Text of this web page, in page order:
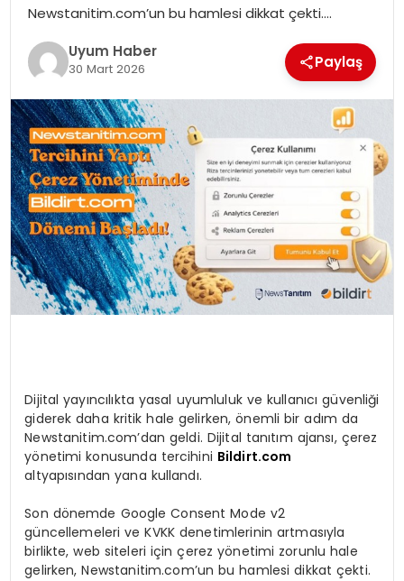
Newstanitim.com’un bu hamlesi dikkat çekti….
Uyum Haber
30 Mart 2026 Paylaş
Dijital yayıncılıkta yasal uyumluluk ve kullanıcı güvenliği
giderek daha kritik hale gelirken, önemli bir adım da
Newstanitim.com’dan geldi. Dijital tanıtım ajansı, çerez
yönetimi konusunda tercihini Bildirt.com
altyapısından yana kullandı.
Son dönemde Google Consent Mode v2
güncellemeleri ve KVKK denetimlerinin artmasıyla
birlikte, web siteleri için çerez yönetimi zorunlu hale
gelirken, Newstanitim.com’un bu hamlesi dikkat çekti.